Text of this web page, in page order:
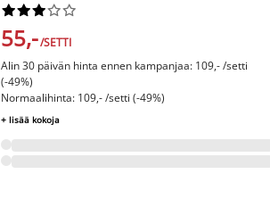






55,-/SETTI
Alin 30 päivän hinta ennen kampanjaa: 109,- /setti
(-49%)
Normaalihinta: 109,- /setti (-49%)
+ lisää kokoja